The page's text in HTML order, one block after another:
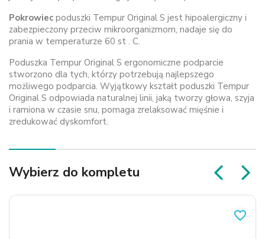
Pokrowiec poduszki Tempur Original S jest hipoalergiczny i
zabezpieczony przeciw mikroorganizmom, nadaje się do
prania w temperaturze 60 st . C.
Poduszka Tempur Original S ergonomiczne podparcie
stworzono dla tych, którzy potrzebują najlepszego
możliwego podparcia. Wyjątkowy kształt poduszki Tempur
Original S odpowiada naturalnej linii, jaką tworzy głowa, szyja
i ramiona w czasie snu, pomaga zrelaksować mięśnie i
zredukować dyskomfort.
Wybierz do kompletu
favorite_border